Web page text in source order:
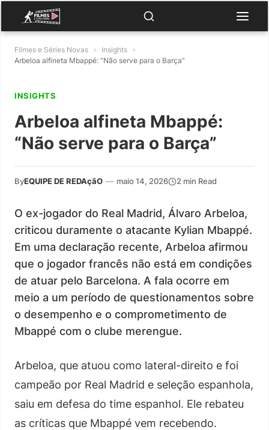
Filmes e Séries Novas » Insights »
Arbeloa alfineta Mbappé: “Não serve para o Barça”
INSIGHTS
Arbeloa alfineta Mbappé:
“Não serve para o Barça”
ByEQUIPE DE REDAçãO — maio 14, 2026 2 min Read
O ex-jogador do Real Madrid, Álvaro Arbeloa,
criticou duramente o atacante Kylian Mbappé.
Em uma declaração recente, Arbeloa afirmou
que o jogador francês não está em condições
de atuar pelo Barcelona. A fala ocorre em
meio a um período de questionamentos sobre
o desempenho e o comprometimento de
Mbappé com o clube merengue.
Arbeloa, que atuou como lateral-direito e foi
campeão por Real Madrid e seleção espanhola,
saiu em defesa do time espanhol. Ele rebateu
as críticas que Mbappé vem recebendo.